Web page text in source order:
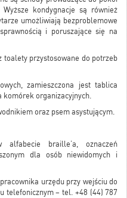
kondygnacje są również
umożliwiają bezproblemowe
i poruszające się na
toalety przystosowane do potrzeb
zamieszczona jest tablica
komórek organizacyjnych.
oraz psem asystującym.
braille’a, oznaczeń
dla osób niewidomych i
urzędu przy wejściu do
telefonicznym – tel. +48 (44) 787